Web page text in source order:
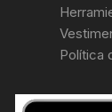
Política